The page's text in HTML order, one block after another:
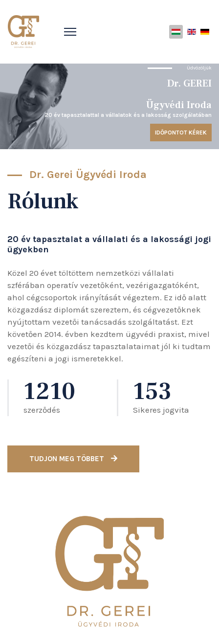
Üdvözöljük
Dr. GEREI
Ügyvédi Iroda
20 év tapasztalattal a vállalatok és a lakosság szolgálatában
IDŐPONTOT KÉREK
Dr. Gerei Ügyvédi Iroda
Rólunk
20 év tapasztalat a vállalati és a lakossági jogi
ügyekben
Közel 20 évet töltöttem nemzetközi vállalati
szférában operatív vezetőként, vezérigazgatóként,
ahol cégcsoportok irányítását végeztem. Ez idő alatt
közgazdász diplomát szereztem, és cégvezetőknek
nyújtottam vezetői tanácsadás szolgáltatást. Ezt
követően 2014. évben kezdtem ügyvédi praxist, mivel
vezetői és közgazdász tapasztalataimat jól ki tudtam
egészíteni a jogi ismeretekkel.
1210
szerződés
153
Sikeres jogvita
TUDJON MEG TÖBBET